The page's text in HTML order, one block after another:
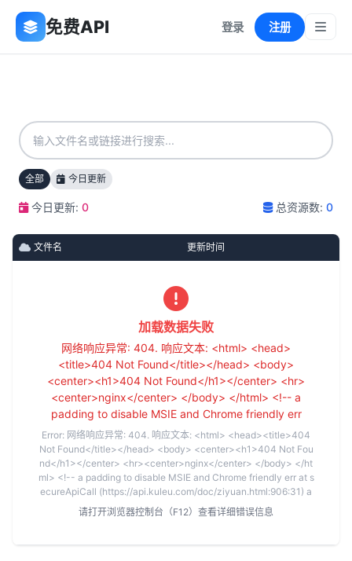
免费API 登录 注册
全部 今日更新
今日更新: 0 总资源数: 0
文件名 更新时间
加载数据失败
网络响应异常: 404. 响应文本: <html> <head>
<title>404 Not Found</title></head> <body>
<center><h1>404 Not Found</h1></center> <hr>
<center>nginx</center> </body> </html> <!-- a
padding to disable MSIE and Chrome friendly err
Error: 网络响应异常: 404. 响应文本: <html> <head><title>404
Not Found</title></head> <body> <center><h1>404 Not Fou
nd</h1></center> <hr><center>nginx</center> </body> </ht
ml> <!-- a padding to disable MSIE and Chrome friendly err at s
ecureApiCall (https://api.kuleu.com/doc/ziyuan.html:906:31) a
请打开浏览器控制台（F12）查看详细错误信息